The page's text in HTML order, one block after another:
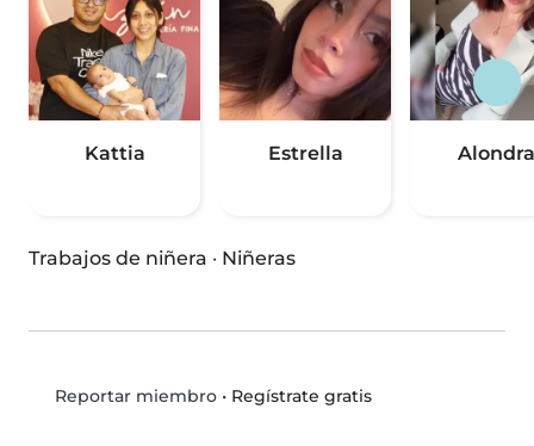
Kattia Estrella Alondra
Trabajos de niñera · Niñeras
Reportar miembro• Regístrate gratis